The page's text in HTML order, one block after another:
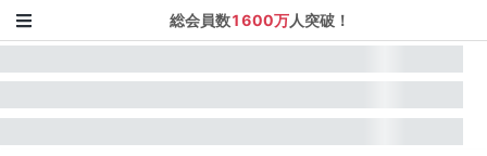
総会員数1600万人突破！